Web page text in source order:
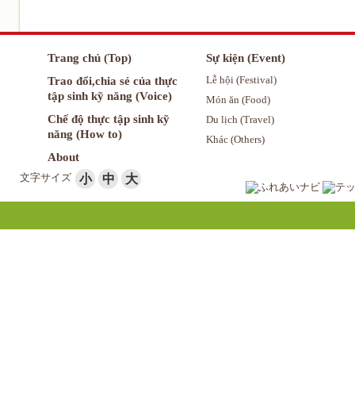
Trang chủ (Top)
Trao đổi,chia sẻ của thực
tập sinh kỹ năng (Voice)
Chế độ thực tập sinh kỹ
năng (How to)
About
Sự kiện (Event)
Lễ hội (Festival)
Món ăn (Food)
Du lịch (Travel)
Khác (Others)
文字サイズ 小 中 大